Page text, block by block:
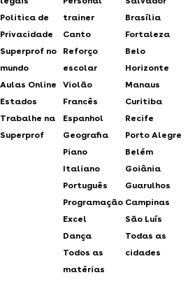
Politica de
Privacidade
Superprof no
mundo
Aulas Online
Estados
Trabalhe na
Superprof
trainer
Canto
Reforço
escolar
Violão
Francês
Espanhol
Geografia
Piano
Italiano
Português
Programação
Excel
Dança
Todos as
matérias
Brasília
Fortaleza
Belo
Horizonte
Manaus
Curitiba
Recife
Porto Alegre
Belém
Goiânia
Guarulhos
Campinas
São Luís
Todas as
cidades